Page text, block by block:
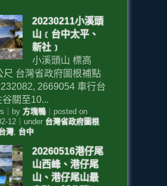
20230211小溪頭
山﹝台中太平、
新社﹞
小溪頭山 標高
尺 台灣省政府圖根補點
2669054 車行台
關至10...
by 方塊鴨｜ posted on
12｜ under 台灣省政府圖根
灣, 台中
20260516港仔尾
山西峰、港仔尾
山、港仔尾山最